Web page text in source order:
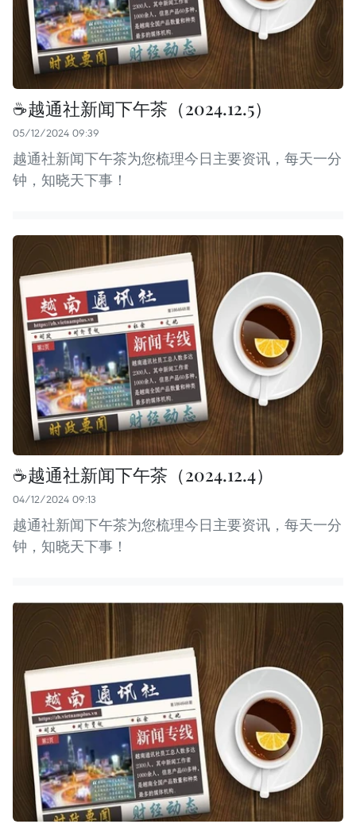
☕️越通社新闻下午茶（2024.12.5）
05/12/2024 09:39
越通社新闻下午茶为您梳理今日主要资讯，每天一分
钟，知晓天下事！
☕️越通社新闻下午茶（2024.12.4）
04/12/2024 09:13
越通社新闻下午茶为您梳理今日主要资讯，每天一分
钟，知晓天下事！